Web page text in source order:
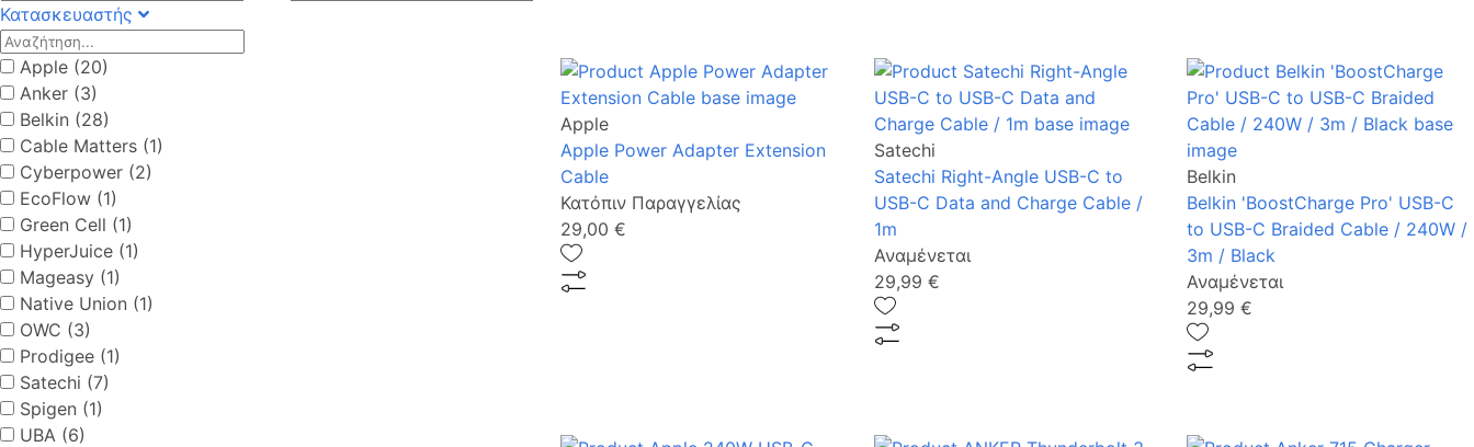
Κατασκευαστής
Apple (20)
Anker (3)
Belkin (28)
Cable Matters (1)
Cyberpower (2)
EcoFlow (1)
Green Cell (1)
HyperJuice (1)
Mageasy (1)
Native Union (1)
OWC (3)
Prodigee (1)
Satechi (7)
Spigen (1)
UBA (6)
Apple
Apple Power Adapter Extension
Cable
Κατόπιν Παραγγελίας
29,00 €
Satechi
Satechi Right-Angle USB-C to
USB-C Data and Charge Cable /
1m
Αναμένεται
29,99 €
Belkin
Belkin 'BoostCharge Pro' USB-C
to USB-C Braided Cable / 240W /
3m / Black
Αναμένεται
29,99 €